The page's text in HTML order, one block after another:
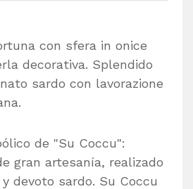
con sfera in onice
decorativa. Splendido
sardo con lavorazione
de "Su Coccu":
gran artesanía, realizado
devoto sardo. Su Coccu